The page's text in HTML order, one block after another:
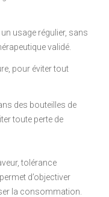
usage régulier, sans
validé.
pour éviter tout
des bouteilles de
toute perte de
tolérance
d’objectiver
la consommation.